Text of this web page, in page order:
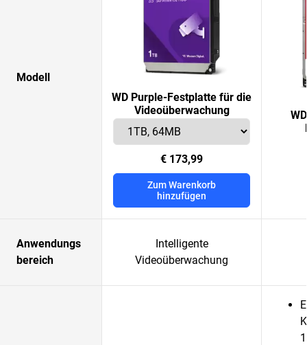
Modell
WD Purple-Festplatte für die
Videoüberwachung
€ 173,99
Zum Warenkorb
hinzufügen
Anwendungs
bereich
Intelligente
Videoüberwachung